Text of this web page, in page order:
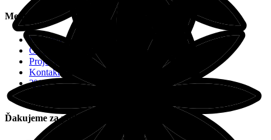
Menu:
Program
O Citadele
Projekty
Kontakt
2%
Ďakujeme za podporu: